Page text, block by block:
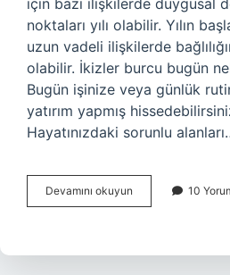
için bazı ilişkilerde duygusal
noktaları yılı olabilir. Yılın
uzun vadeli ilişkilerde
olabilir. İkizler burcu bugün
Bugün işinize veya günlük
yatırım yapmış
Hayatınızdaki sorunlu
Devamını okuyun
Burcu
Neler
10